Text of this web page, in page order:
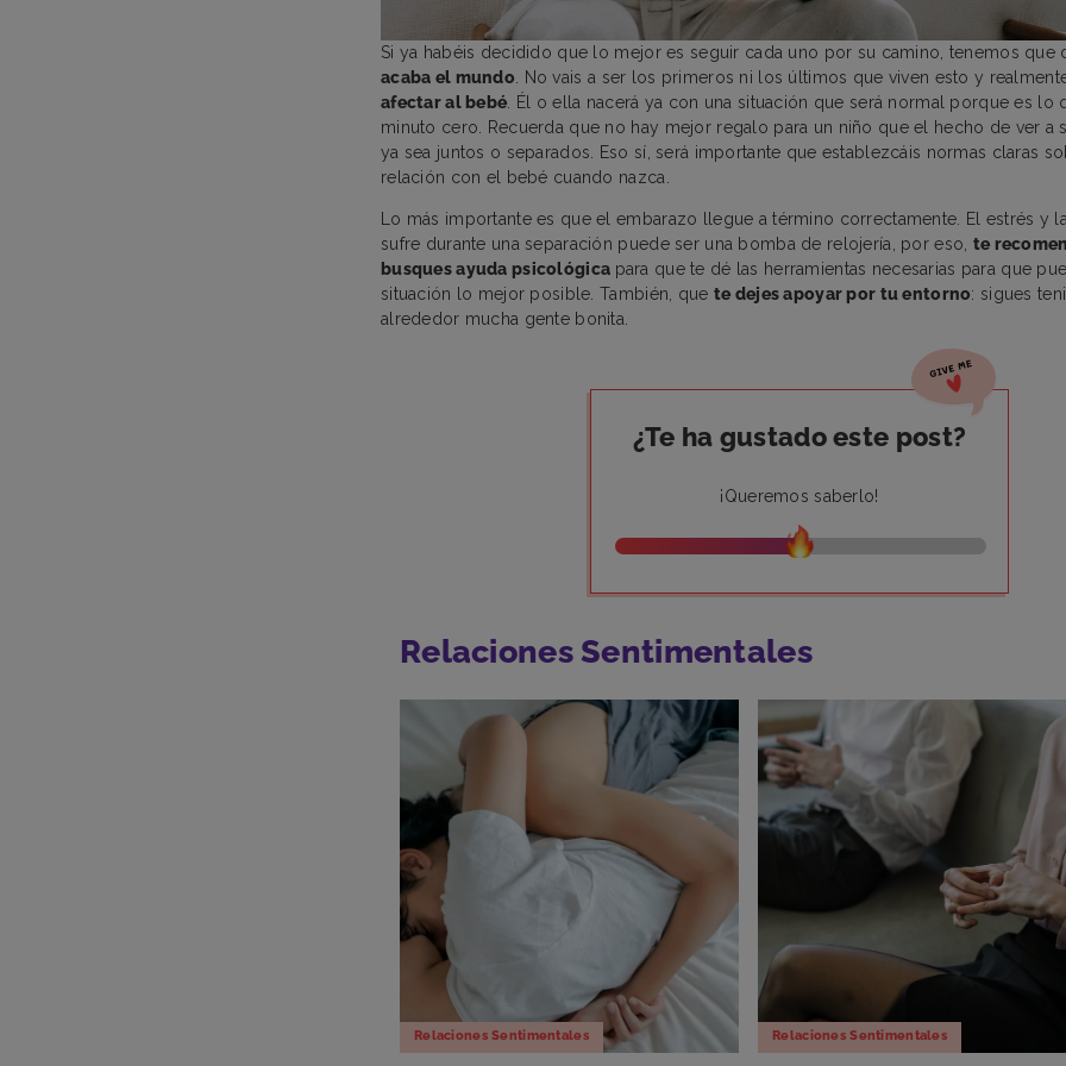
Si ya habéis decidido que lo mejor es seguir cada uno por su camino, tenemos que
acaba el mundo . No vais a ser los primeros ni los últimos que viven esto y
afectar al bebé . Él o ella nacerá ya con una situación que será normal porque es lo
minuto cero. Recuerda que no hay mejor regalo para un niño que el hecho de ver a
ya sea juntos o separados. Eso sí, será importante que establezcáis normas claras
relación con el bebé cuando nazca.
Lo más importante es que el embarazo llegue a término correctamente. El estrés y
sufre durante una separación puede ser una bomba de relojería, por eso, te
busques ayuda psicológica para que te dé las herramientas necesarias para que
situación lo mejor posible. También, que te dejes apoyar por tu entorno: sigues
alrededor mucha gente bonita.
¿Te ha gustado este post?
¡Queremos saberlo!
Relaciones Sentimentales
Relaciones Sentimentales Relaciones Sentimentales